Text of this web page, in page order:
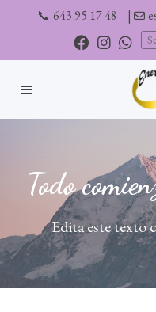
📞 643 95 17 48 |
Todo
Edita este